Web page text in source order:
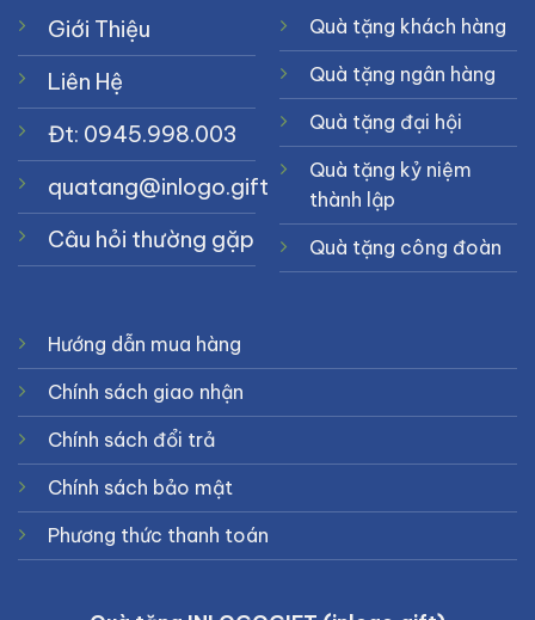
Giới Thiệu
Liên Hệ
Đt: 0945.998.003
quatang@inlogo.gift
Câu hỏi thường gặp
Quà tặng khách hàng
Quà tặng ngân hàng
Quà tặng đại hội
Quà tặng kỷ niệm
thành lập
Quà tặng công đoàn
Hướng dẫn mua hàng
Chính sách giao nhận
Chính sách đổi trả
Chính sách bảo mật
Phương thức thanh toán